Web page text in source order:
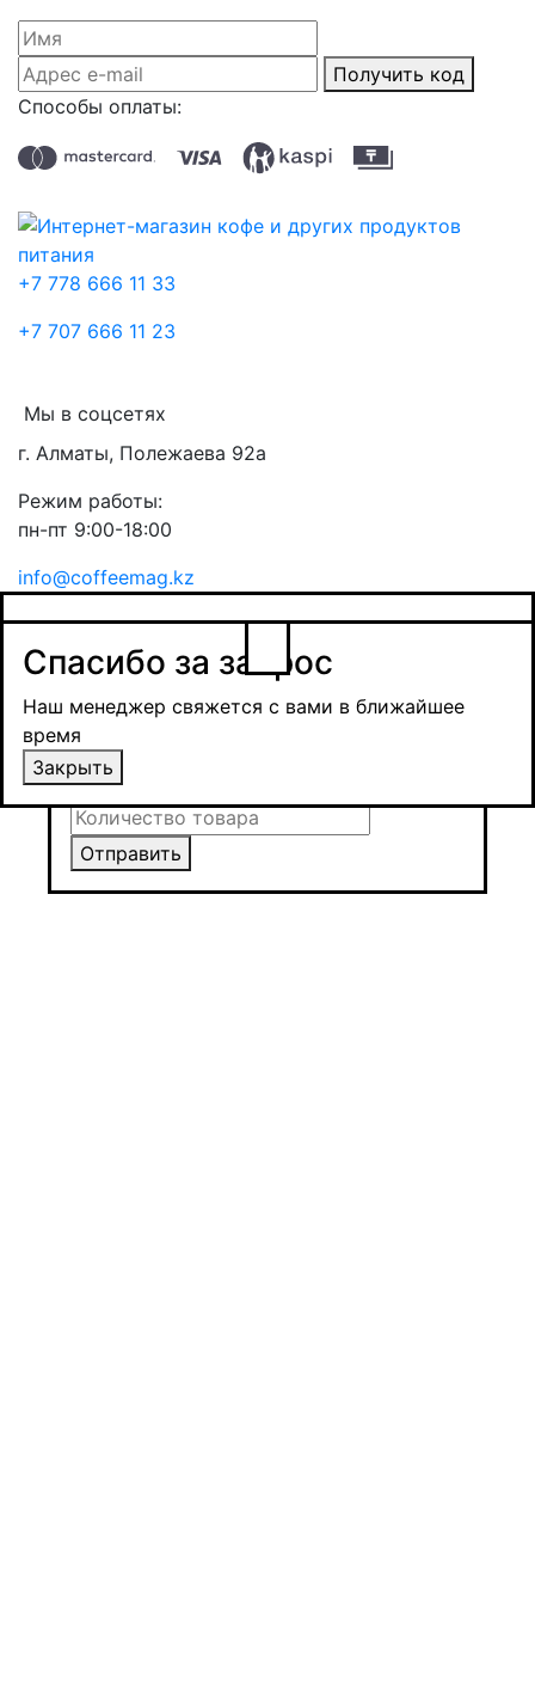
Получить код
Способы оплаты:
+7 778 666 11 33
+7 707 666 11 23
Мы в соцсетях
г. Алматы, Полежаева 92а
Режим работы:
пн-пт 9:00-18:00
info@coffeemag.kz
Заказ товара
Уведомить о поступлении
Спасибо за заявку
Наш менеджер свяжется с вами в ближайшее
время и обсудит сроки поставки и условия
оплаты
Закрыть
Получить оптовую цену
Отправить
Спасибо за запрос
Наш менеджер свяжется с вами в ближайшее
время
Закрыть